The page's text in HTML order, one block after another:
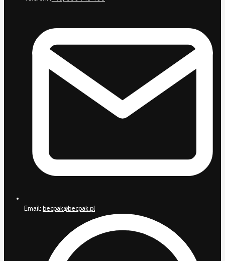
Email: becpak@becpak.pl